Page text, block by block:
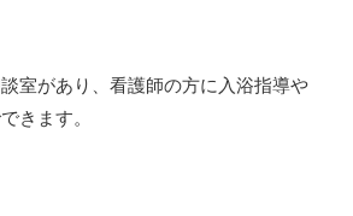
室があり、看護師の方に入浴指導や
きます。